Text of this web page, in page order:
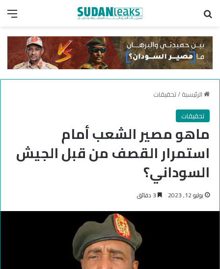
الرئيسية/تحقيقات
تحقيقات
ماهو مصير الشعب أمام
استمرار القصف من قبل الجيش
السوداني؟
يوليو 12, 2023